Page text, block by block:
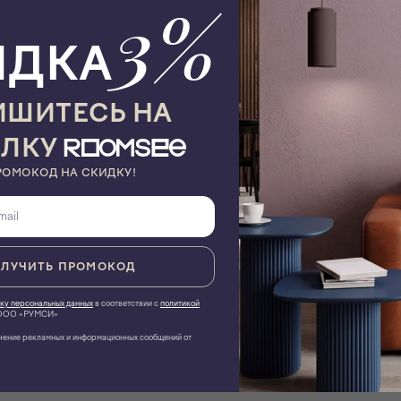
120 см У кроватки 3 положения уровня дня - верхнее
месяцев - нижнее положение для деток от 1 года (манеж)
перемещать ее по квартире Материал: массив бука,
Вес, кг 40
Объем
Да
3%
НА
НА СКИДКУ!
ПРОМОКОД
персональных данныхв соответствии сполитикой
«РУМСИ»
рекламных и информационных сообщений от